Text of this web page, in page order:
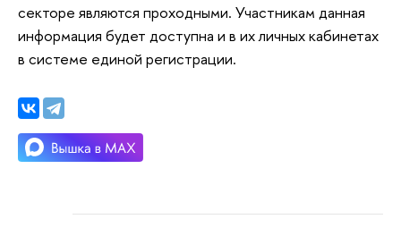
секторе являются проходными. Участникам данная
информация будет доступна и в их личных кабинетах
в системе единой регистрации.